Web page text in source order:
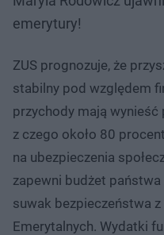
emerytury!
ZUS prognozuje, że
stabilny pod względem
przychody mają
z czego około 80
na ubezpieczenia
zapewni budżet
suwak bezpieczeństwa
Emerytalnych. Wydatki